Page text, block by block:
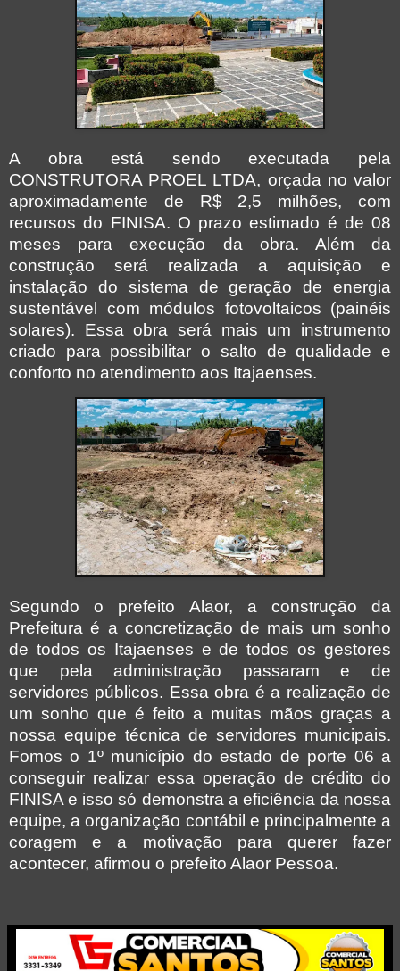
A obra está sendo executada pela
CONSTRUTORA PROEL LTDA, orçada no valor
aproximadamente de R$ 2,5 milhões, com
recursos do FINISA. O prazo estimado é de 08
meses para execução da obra. Além da
construção será realizada a aquisição e
instalação do sistema de geração de energia
sustentável com módulos fotovoltaicos (painéis
solares). Essa obra será mais um instrumento
criado para possibilitar o salto de qualidade e
conforto no atendimento aos Itajaenses.
Segundo o prefeito Alaor, a construção da
Prefeitura é a concretização de mais um sonho
de todos os Itajaenses e de todos os gestores
que pela administração passaram e de
servidores públicos. Essa obra é a realização de
um sonho que é feito a muitas mãos graças a
nossa equipe técnica de servidores municipais.
Fomos o 1º município do estado de porte 06 a
conseguir realizar essa operação de crédito do
FINISA e isso só demonstra a eficiência da nossa
equipe, a organização contábil e principalmente a
coragem e a motivação para querer fazer
acontecer, afirmou o prefeito Alaor Pessoa.